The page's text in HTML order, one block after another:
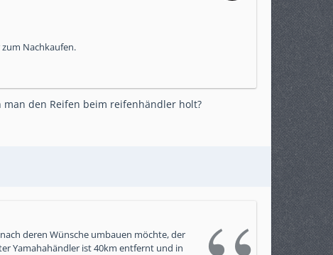
Nachkaufen.
den Reifen beim reifenhändler holt?
deren Wünsche umbauen möchte, der
Yamahahändler ist 40km entfernt und in